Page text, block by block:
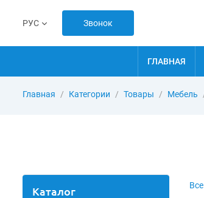
РУС Звонок
ГЛАВНАЯ
Главная Категории Товары Мебель
Каталог
Все